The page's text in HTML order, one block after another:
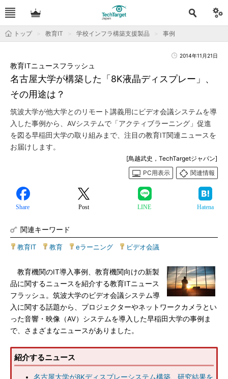
トップ 教育IT 学校インフラ構築支援製品 事例
2014年11月21日
名古屋大学が構築した「8K液晶ディスプレー」、
その用途は？
教育ITニュースフラッシュ
筑波大学が他大学とのリモート講義用にビデオ会議システムを導
入した事例から、AVシステムで「アクティブラーニング」促進
を図る早稲田大学の取り組みまで、注目の教育IT関連ニュースを
お届けします。
[鳥越武史，TechTargetジャパン]
PC用表示
関連情報
Share Post LINE Hatena
関連キーワード
教育IT 教育 eラーニング ビデオ会議
教育機関のIT導入事例、教育機関向けの新製
品に関するニュースを紹介する教育ITニュース
フラッシュ。筑波大学のビデオ会議システム導
入に関する話題から、プロジェクターやネットワークカメラとい
った音響・映像（AV）システムを導入した早稲田大学の事例ま
で、さまざまなニュースがありました。
紹介するニュース
名古屋大学が8Kディスプレーシステム構築、研究結果を